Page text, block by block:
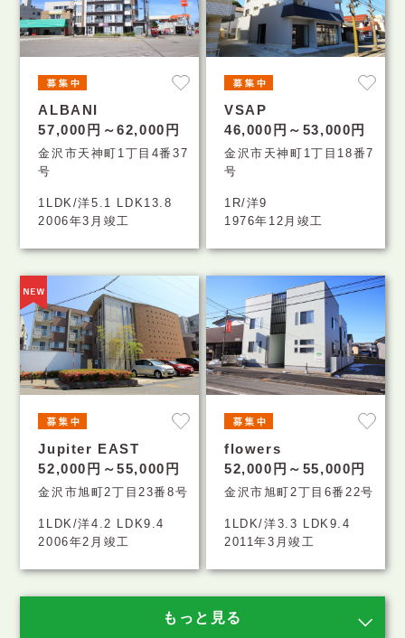
ALBANI
57,000円～62,000円
金沢市天神町1丁目4番37
号
1LDK/洋5.1 LDK13.8
2006年3月竣工
VSAP
46,000円～53,000円
金沢市天神町1丁目18番7
号
1R/洋9
1976年12月竣工
Jupiter EAST
52,000円～55,000円
金沢市旭町2丁目23番8号
1LDK/洋4.2 LDK9.4
2006年2月竣工
flowers
52,000円～55,000円
金沢市旭町2丁目6番22号
1LDK/洋3.3 LDK9.4
2011年3月竣工